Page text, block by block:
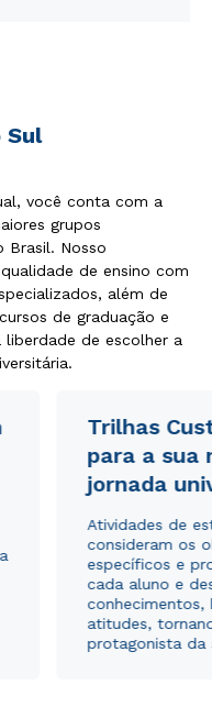
Sul
você conta com a
grupos
Brasil. Nosso
de ensino com
além de
de graduação e
de escolher a
Trilhas
para a sua
jornada
Atividades de
consideram os
específicos e
cada aluno e
conhecimentos,
atitudes,
protagonista da